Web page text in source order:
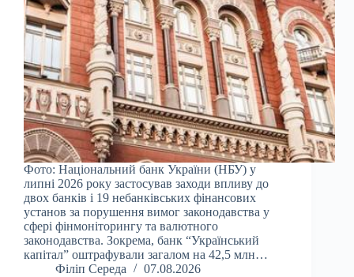
Фото: Національний банк України (НБУ) у
липні 2026 року застосував заходи впливу до
двох банків і 19 небанківських фінансових
установ за порушення вимог законодавства у
сфері фінмоніторингу та валютного
законодавства. Зокрема, банк “Український
капітал” оштрафували загалом на 42,5 млн…
Філіп Середа
07.08.2026